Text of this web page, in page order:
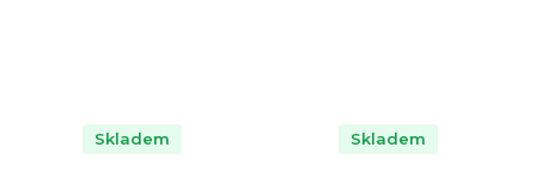
Skladem Skladem